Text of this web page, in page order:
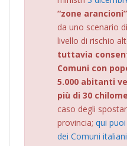
“zone arancioni”
da uno scenario
livello di rischio
tuttavia
Comuni con
5.000 abitanti
più di 30
caso degli
provincia; qui
dei Comuni italiani